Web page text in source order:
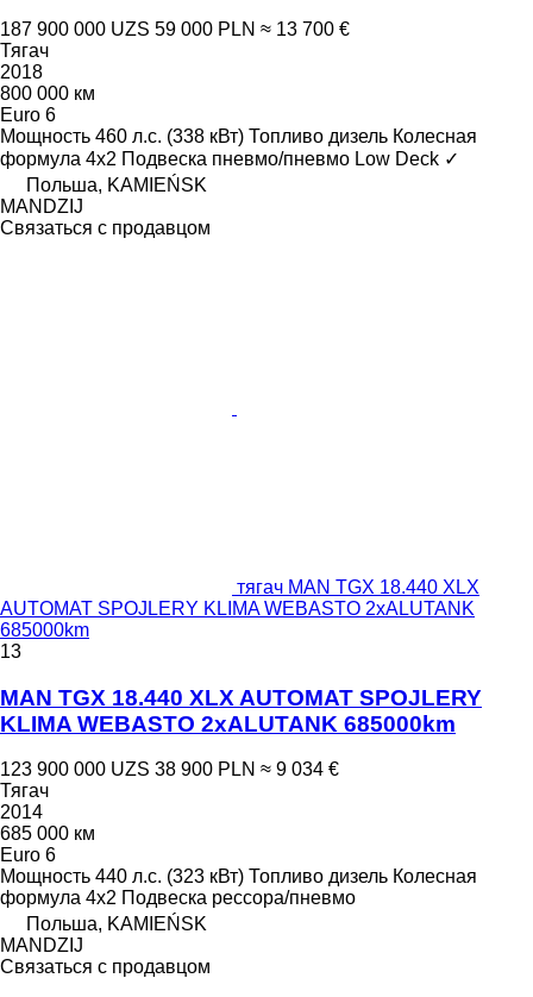
187 900 000 UZS 59 000 PLN ≈ 13 700 €
Тягач
2018
800 000 км
Euro 6
Мощность 460 л.с. (338 кВт) Топливо дизель Колесная
формула 4x2 Подвеска пневмо/пневмо Low Deck ✓
Польша, KAMIEŃSK
MANDZIJ
Связаться с продавцом
тягач MAN TGX 18.440 XLX
AUTOMAT SPOJLERY KLIMA WEBASTO 2xALUTANK
685000km
13
MAN TGX 18.440 XLX AUTOMAT SPOJLERY
KLIMA WEBASTO 2xALUTANK 685000km
123 900 000 UZS 38 900 PLN ≈ 9 034 €
Тягач
2014
685 000 км
Euro 6
Мощность 440 л.с. (323 кВт) Топливо дизель Колесная
формула 4x2 Подвеска рессора/пневмо
Польша, KAMIEŃSK
MANDZIJ
Связаться с продавцом